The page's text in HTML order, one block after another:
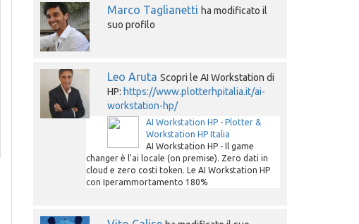
Marco Taglianetti ha modificato il
suo profilo
Leo Aruta Scopri le AI Workstation di
HP: https://www.plotterhpitalia.it/ai-
workstation-hp/
AI Workstation HP - Plotter &
Workstation HP Italia
AI Workstation HP - Il game
changer è l'ai locale (on premise). Zero dati in
cloud e zero costi token. Le AI Workstation HP
con Iperammortamento 180%